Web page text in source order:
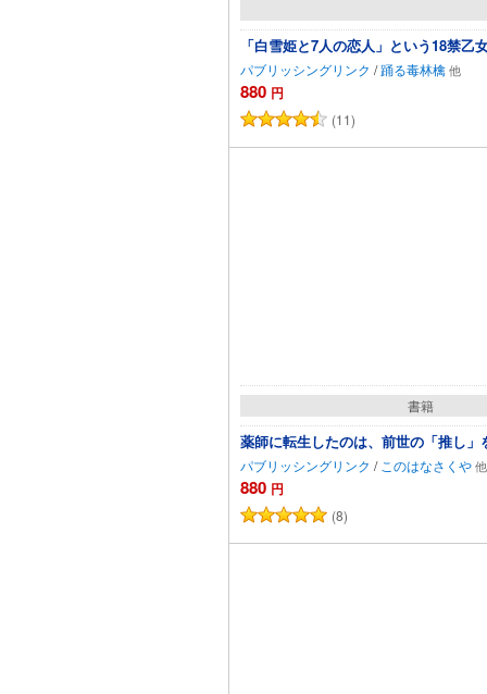
「白雪姫と7人の恋人」という18禁
パブリッシングリンク /踊る毒林檎
880 円
(11)
書籍
薬師に転生したのは、前世の「推し」
パブリッシングリンク / このはなさくや
880 円
(8)